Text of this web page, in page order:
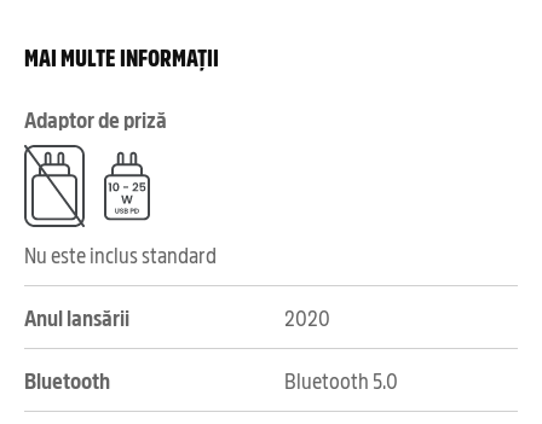
MAI MULTE INFORMAȚII
Adaptor de priză
Nu este inclus standard
Anul lansării 2020
Bluetooth Bluetooth 5.0